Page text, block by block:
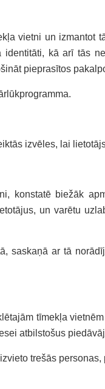
vietni un
kā arī tās
pieprasītos
izvēles, lai
konstatē biežāk
un varētu
saskaņā ar tā
tīmekļa
atbilstošus
trešās personas,